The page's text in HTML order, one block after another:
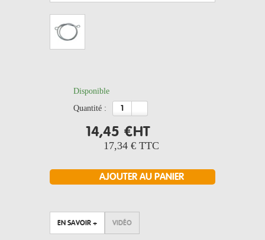
Disponible
quantité :
14,45 €HT
17,34 € TTC
EN SAVOIR + VIDÉO